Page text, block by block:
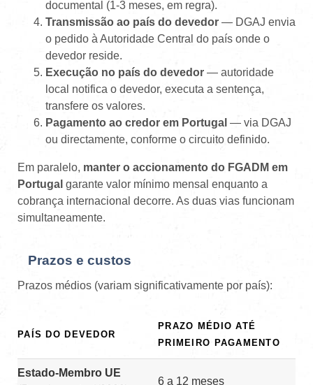
documental (1-3 meses, em regra).
Transmissão ao país do devedor — DGAJ envia
o pedido à Autoridade Central do país onde o
devedor reside.
Execução no país do devedor — autoridade
local notifica o devedor, executa a sentença,
transfere os valores.
Pagamento ao credor em Portugal — via DGAJ
ou directamente, conforme o circuito definido.
Em paralelo, manter o accionamento do FGADM em
Portugal garante valor mínimo mensal enquanto a
cobrança internacional decorre. As duas vias funcionam
simultaneamente.
Prazos e custos
Prazos médios (variam significativamente por país):
PAÍS DO DEVEDOR
PRAZO MÉDIO ATÉ
PRIMEIRO PAGAMENTO
Estado-Membro UE
6 a 12 meses